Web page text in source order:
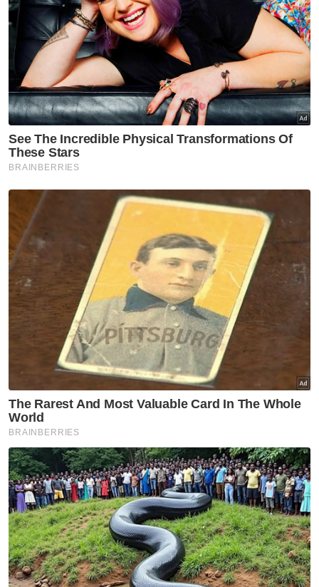
" Aduan juga boleh dibuat melalui Sistem
Penyuraian Trafik KL Barat Sdn Bhd (SPRINT)
di talian 03-7434 7333," ujar kenyataan itu.
Artikel Berkaitan:
Santai Joran Kuala Lumpur tawar hadiah RM17,000
Kuala Lumpur tempat ke-8 bandar terbaik dunia
bermula Sabtu ini
Muat turun aplikasi Sinar Harian. Klik di sini!
Susur Semantan
Ditutup
Selangor KL
'Kereta warisan' tersadai
punca parkir makin sempit
Selangor KL
Xplorasi Warisan KL: Edisi